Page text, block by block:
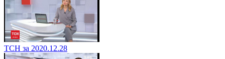
ТСН за 2020.12.28